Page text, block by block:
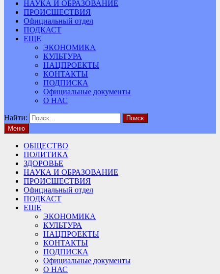
НАУКА И ОБРАЗОВАНИЕ
ПРОИСШЕСТВИЯ
Официальный отдел
ПОДКАСТ
ЕЩЕ
ЭКОНОМИКА
КУЛЬТУРА
НАЦПРОЕКТЫ
КОНТАКТЫ
ПОДПИСКА
Официальные документы
О НАС
Найти:
Меню
ОБЩЕСТВО
ПОЛИТИКА
ЗДОРОВЬЕ
НАУКА И ОБРАЗОВАНИЕ
ПРОИСШЕСТВИЯ
Официальный отдел
ПОДКАСТ
ЕЩЕ
ЭКОНОМИКА
КУЛЬТУРА
НАЦПРОЕКТЫ
КОНТАКТЫ
ПОДПИСКА
Официальные документы
О НАС